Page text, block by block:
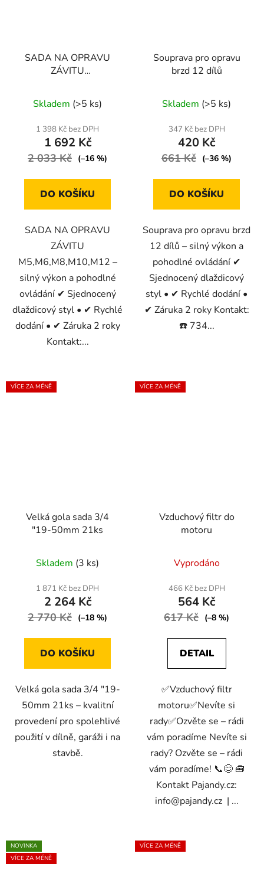
SADA NA OPRAVU
ZÁVITU
Skladem (>5 ks)
1 398 Kč bez DPH
1 692 Kč
2 033 Kč (–16 %)
DO KOŠÍKU
SADA NA OPRAVU
ZÁVITU
M5,M6,M8,M10,M12 –
silný výkon a pohodlné
ovládání ✔ Sjednocený
dlaždicový styl • ✔ Rychlé
dodání • ✔ Záruka 2 roky
Kontakt:...
Souprava pro opravu
brzd 12 dílů
hodnocení
produktu
je
3,5
5
Skladem (>5 ks)
347 Kč bez DPH
420 Kč
661 Kč (–36 %)
DO KOŠÍKU
Souprava pro opravu brzd
12 dílů – silný výkon a
pohodlné ovládání ✔
Sjednocený dlaždicový
styl • ✔ Rychlé dodání •
✔ Záruka 2 roky Kontakt:
☎️ 734...
VÍCE ZA MÉNĚ
Velká gola sada 3/4
"19-50mm 21ks
Skladem (3 ks)
1 871 Kč bez DPH
2 264 Kč
2 770 Kč (–18 %)
DO KOŠÍKU
Velká gola sada 3/4 "19-
50mm 21ks – kvalitní
provedení pro spolehlivé
použití v dílně, garáži i na
stavbě.
VÍCE ZA MÉNĚ
Vzduchový filtr do
motoru
Vyprodáno
466 Kč bez DPH
564 Kč
617 Kč (–8 %)
DETAIL
✅Vzduchový filtr
motoru✅Nevíte si
rady✅Ozvěte se – rádi
vám poradíme Nevíte si
rady? Ozvěte se – rádi
vám poradíme! 📞😊 🧰
Kontakt Pajandy.cz:
info@pajandy.cz | ...
NOVINKA
VÍCE ZA MÉNĚ
VÍCE ZA MÉNĚ